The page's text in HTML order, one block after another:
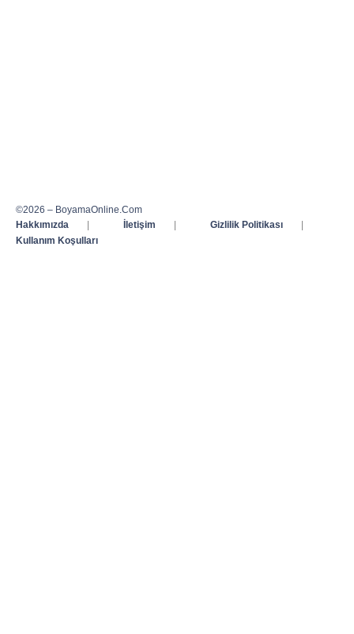
©2026 – BoyamaOnline.Com
Hakkımızda
| İletişim | Gizlilik Politikası
|
Kullanım Koşulları